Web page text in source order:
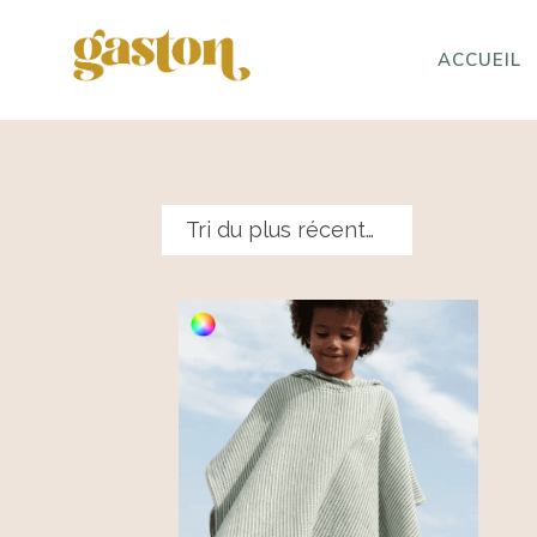
ACCUEIL
Tri du plus récent au plus ancien